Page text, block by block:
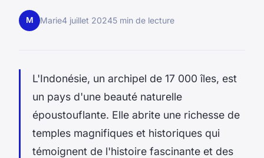
M Marie4 juillet 20245 min de lecture
L'Indonésie, un archipel de 17 000 îles, est
un pays d'une beauté naturelle
époustouflante. Elle abrite une richesse de
temples magnifiques et historiques qui
témoignent de l'histoire fascinante et des